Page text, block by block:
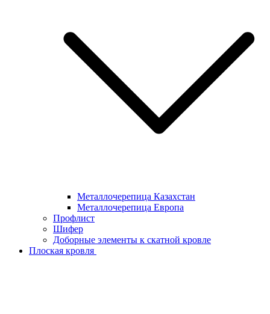
Металлочерепица Казахстан
Металлочерепица Европа
Профлист
Шифер
Доборные элементы к скатной кровле
Плоская кровля